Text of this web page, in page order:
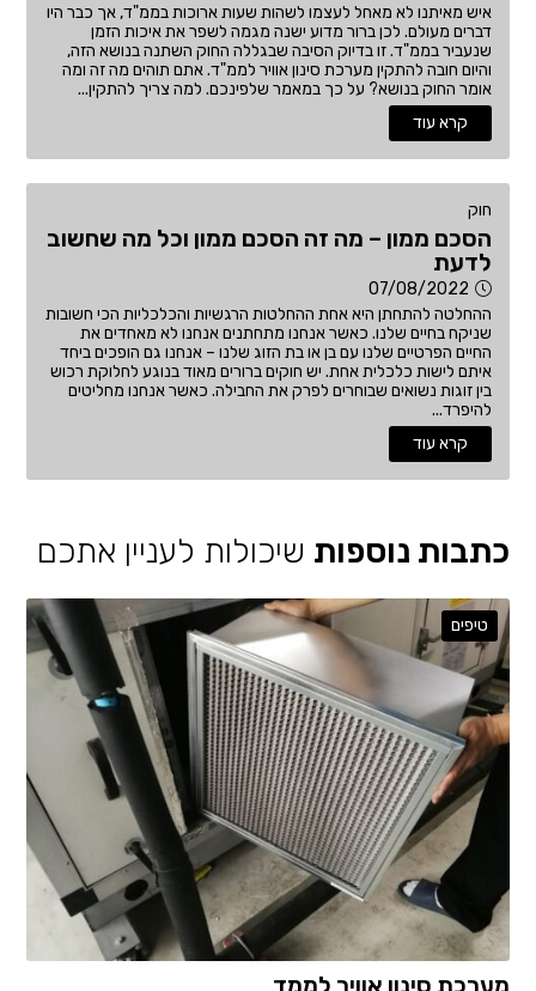
איש מאיתנו לא מאחל לעצמו לשהות שעות ארוכות בממ"ד, אך כבר היו
דברים מעולם. לכן ברור מדוע ישנה מגמה לשפר את איכות הזמן
שנעביר בממ"ד. זו בדיוק הסיבה שבגללה החוק השתנה בנושא הזה,
והיום חובה להתקין מערכת סינון אוויר לממ"ד. אתם תוהים מה זה ומה
אומר החוק בנושא? על כך במאמר שלפינכם. למה צריך להתקין...
קרא עוד
חוק
הסכם ממון – מה זה הסכם ממון וכל מה שחשוב
לדעת
07/08/2022
ההחלטה להתחתן היא אחת ההחלטות הרגשיות והכלכליות הכי חשובות
שניקח בחיים שלנו. כאשר אנחנו מתחתנים אנחנו לא מאחדים את
החיים הפרטיים שלנו עם בן או בת הזוג שלנו – אנחנו גם הופכים ביחד
איתם לישות כלכלית אחת. יש חוקים ברורים מאוד בנוגע לחלוקת רכוש
בין זוגות נשואים שבוחרים לפרק את החבילה. כאשר אנחנו מחליטים
להיפרד...
קרא עוד
כתבות נוספות שיכולות לעניין אתכם
טיפים
מערכת סינון אוויר לממד